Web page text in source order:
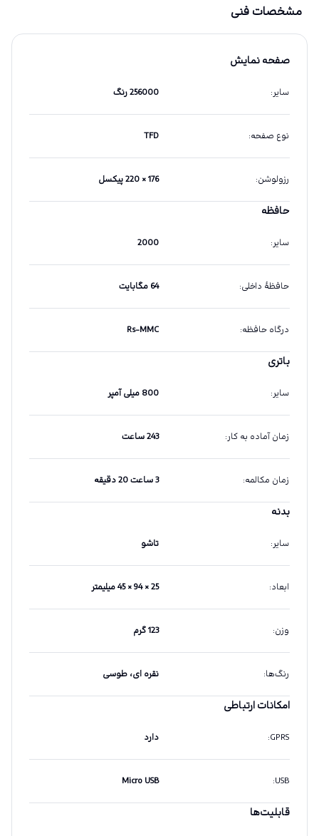
مشخصات فنی
صفحه نمایش
سایر: 256000 رنگ
نوع صفحه:
TFD
رزولوشن: 176 × 220 پیکسل
حافظه
سایر:
2000
حافظهٔ داخلی: 64 مگابایت
درگاه حافظه:
Rs-MMC
باتری
سایر: 800 میلی آمپر
زمان آماده به کار: 243 ساعت
زمان مکالمه: 3 ساعت 20 دقیقه
بدنه
سایر: تاشو
ابعاد: 25 × 94 × 45 میلیمتر
وزن: 123 گرم
رنگ‌ها: نقره ای، طوسی
امکانات ارتباطی
GPRS
: دارد
USB
:
Micro USB
قابلیت‌ها